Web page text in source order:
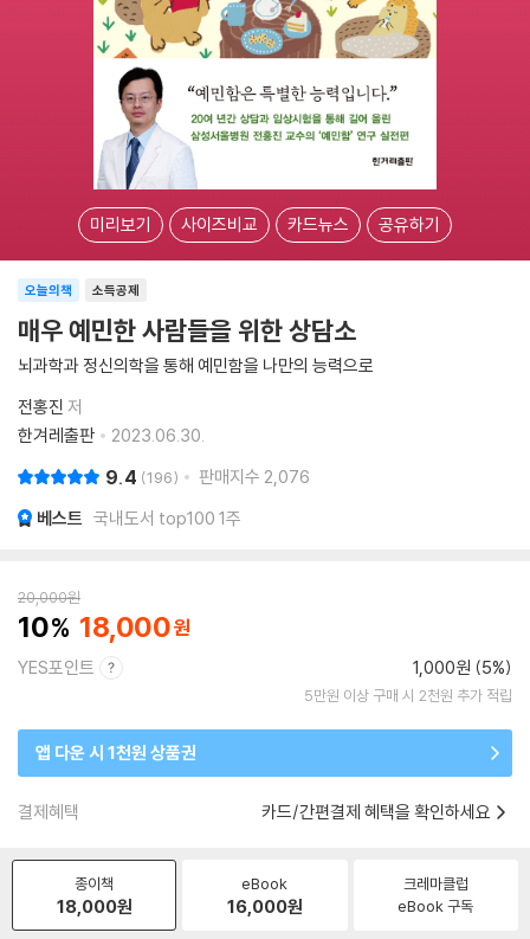
미리보기 사이즈비교 카드뉴스 공유하기
소득공제
오늘의책
매우 예민한 사람들을 위한 상담소
뇌과학과 정신의학을 통해 예민함을 나만의 능력으로
전홍진 저
한겨레출판
2023.06.30.
9.4 196 판매지수 2,076
베스트 국내도서 top100 1주
20,000원
10 18,000
YES포인트 1,000원 (5%)
5만원 이상 구매 시 2천원 추가 적립
앱 다운 시 1천원 상품권
결제혜택 카드/간편결제 혜택을 확인하세요
종이책
18,000원
eBook
16,000원
크레마클럽
eBook 구독